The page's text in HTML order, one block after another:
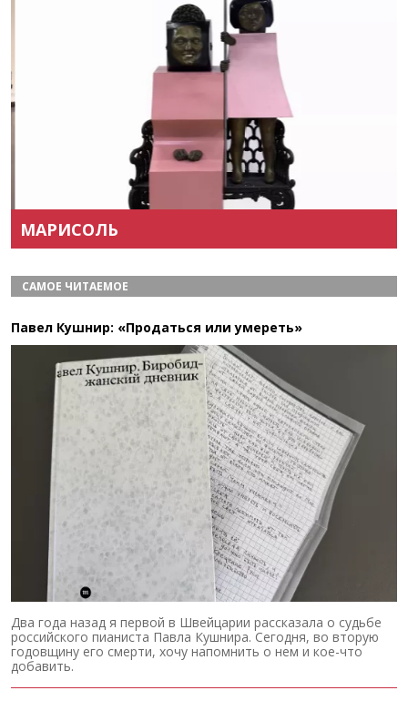
МАРИСОЛЬ
САМОЕ ЧИТАЕМОЕ
Павел Кушнир: «Продаться или умереть»
Два года назад я первой в Швейцарии рассказала о судьбе
российского пианиста Павла Кушнира. Сегодня, во вторую
годовщину его смерти, хочу напомнить о нем и кое-что
добавить.